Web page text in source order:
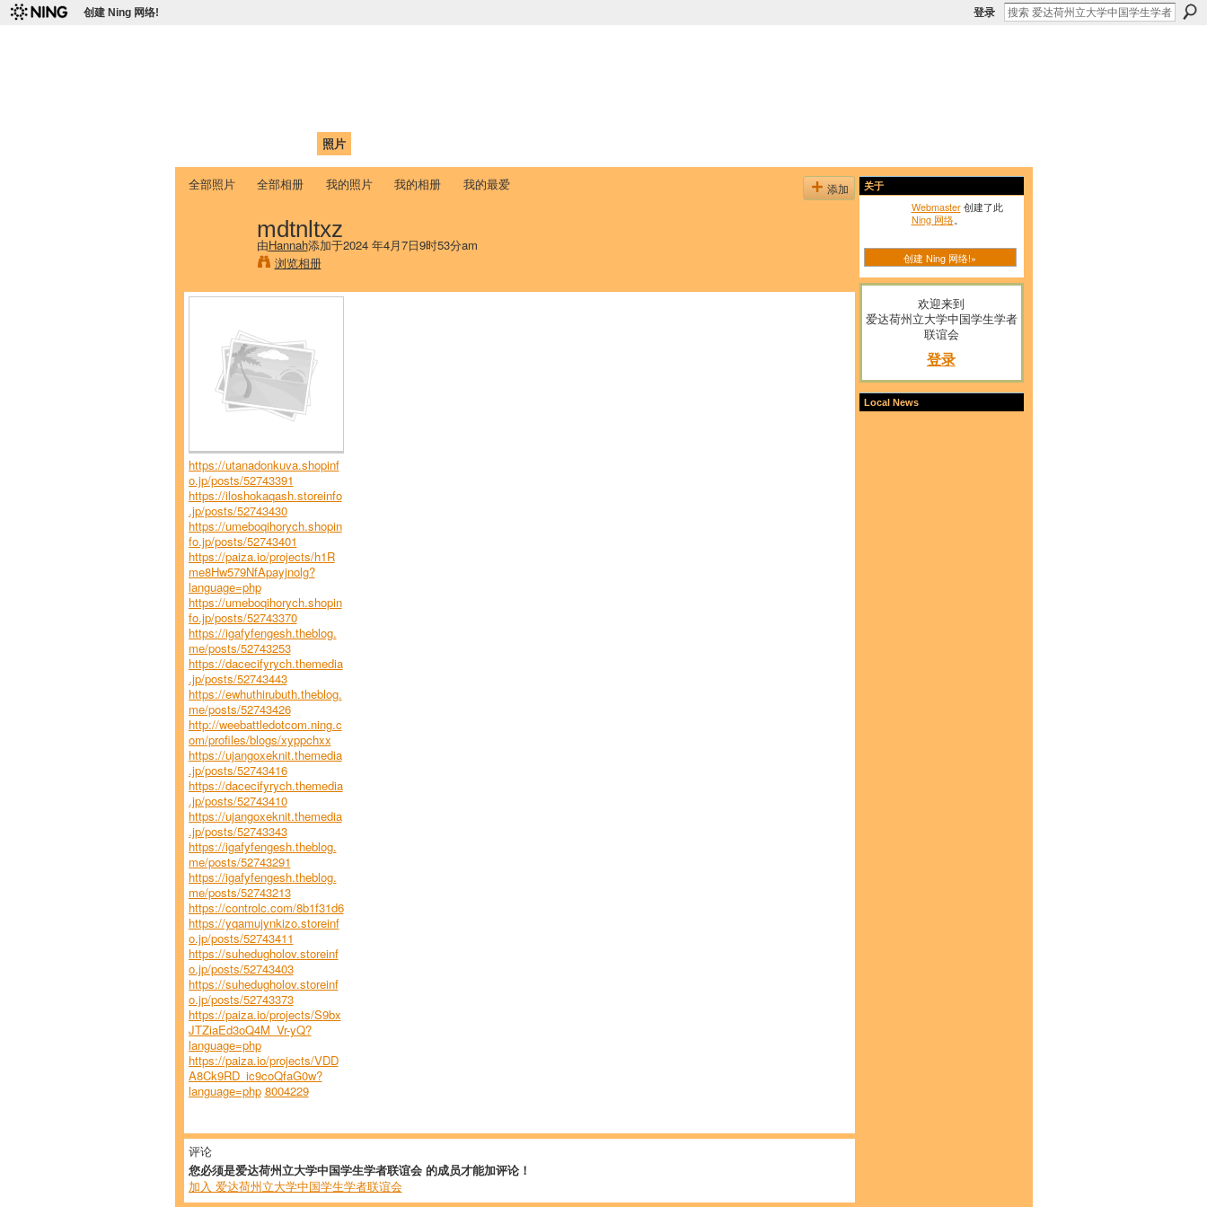
创建 Ning 网络! 登录
照片
全部照片 全部相册 我的照片 我的相册 我的最爱 添加
mdtnltxz
由Hannah添加于2024 年4月7日9时53分am
浏览相册
https://utanadonkuva.shopinf
o.jp/posts/52743391
https://iloshokaqash.storeinfo
.jp/posts/52743430
https://umeboqihorych.shopin
fo.jp/posts/52743401
https://paiza.io/projects/h1R
me8Hw579NfApayjnolg?
language=php
https://umeboqihorych.shopin
fo.jp/posts/52743370
https://igafyfengesh.theblog.
me/posts/52743253
https://dacecifyrych.themedia
.jp/posts/52743443
https://ewhuthirubuth.theblog.
me/posts/52743426
http://weebattledotcom.ning.c
om/profiles/blogs/xyppchxx
https://ujangoxeknit.themedia
.jp/posts/52743416
https://dacecifyrych.themedia
.jp/posts/52743410
https://ujangoxeknit.themedia
.jp/posts/52743343
https://igafyfengesh.theblog.
me/posts/52743291
https://igafyfengesh.theblog.
me/posts/52743213
https://controlc.com/8b1f31d6
https://yqamujynkizo.storeinf
o.jp/posts/52743411
https://suhedugholov.storeinf
o.jp/posts/52743403
https://suhedugholov.storeinf
o.jp/posts/52743373
https://paiza.io/projects/S9bx
JTZiaEd3oQ4M_Vr-yQ?
language=php
https://paiza.io/projects/VDD
A8Ck9RD_ic9coQfaG0w?
language=php 8004229
评论
您必须是爱达荷州立大学中国学生学者联谊会 的成员才能加评论！
加入 爱达荷州立大学中国学生学者联谊会
关于
Webmaster创建了此
Ning 网络。
创建 Ning 网络!»
欢迎来到
爱达荷州立大学中国学生学者
联谊会
登录
Local News